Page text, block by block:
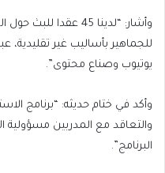
وأشار: “لدينا 45
للجماهير بأساليب غير
يوتيوب وصناع محتوى”.
والتعاقد مع المدربين
البرنامج”.